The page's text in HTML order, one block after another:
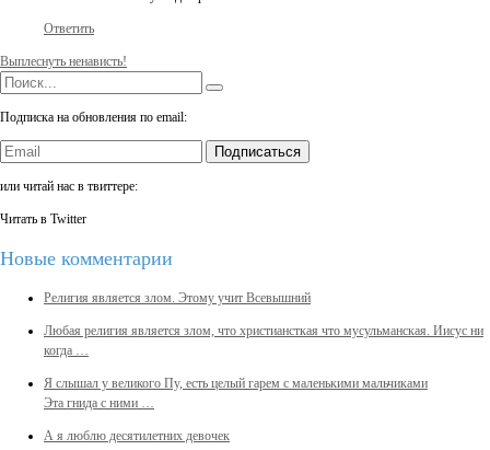
Ответить
Выплеснуть ненависть!
Подписка на обновления по email:
Подписаться
или читай нас в твиттере:
Читать в Twitter
Новые комментарии
Религия является злом. Этому учит Всевышний
Любая религия является злом, что христиансткая что мусульманская. Иисус ни
когда …
Я слышал у великого Пу, есть целый гарем с маленькими мальчиками
Эта гнида с ними …
А я люблю десятилетних девочек